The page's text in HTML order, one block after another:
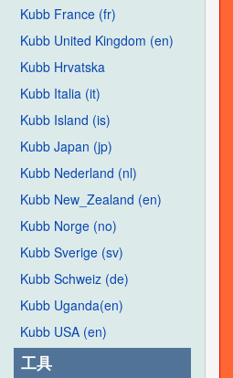
Kubb France (fr)
Kubb United Kingdom (en)
Kubb Hrvatska
Kubb Italia (it)
Kubb Island (is)
Kubb Japan (jp)
Kubb Nederland (nl)
Kubb New_Zealand (en)
Kubb Norge (no)
Kubb Sverige (sv)
Kubb Schweiz (de)
Kubb Uganda(en)
Kubb USA (en)
工具